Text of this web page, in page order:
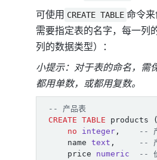
可使用 CREATE TABLE 命令
需要指定表的名字，每一列
列的数据类型）：
小提示：对于表的命名，需
都用单数，或都用复数。
CREATE TABLE products
(
no
integer ,
name text ,
price
numeric